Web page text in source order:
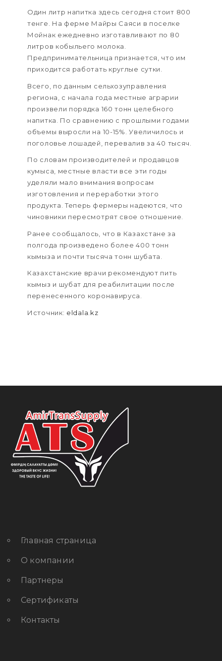
Один литр напитка здесь сегодня стоит 800
тенге. На ферме Майры Саяси в поселке
Мойнак ежедневно изготавливают по 80
литров кобыльего молока.
Предпринимательница признается, что им
приходится работать круглые сутки.
Всего, по данным сельхозуправления
региона, с начала года местные аграрии
произвели порядка 160 тонн целебного
напитка. По сравнению с прошлыми годами
объемы выросли на 10-15%. Увеличилось и
поголовье лошадей, перевалив за 40 тысяч.
По словам производителей и продавцов
кумыса, местные власти все эти годы
уделяли мало внимания вопросам
изготовления и переработки этого
продукта. Теперь фермеры надеются, что
чиновники пересмотрят свое отношение.
Ранее сообщалось, что в Казахстане за
полгода произведено более 400 тонн
кымыза и почти тысяча тонн шубата.
Казахстанские врачи рекомендуют пить
кымыз и шубат для реабилитации после
перенесенного коронавируса.
Источник: eldala.kz
Главная страница
О компании
Партнеры
Сертификаты
Контакты